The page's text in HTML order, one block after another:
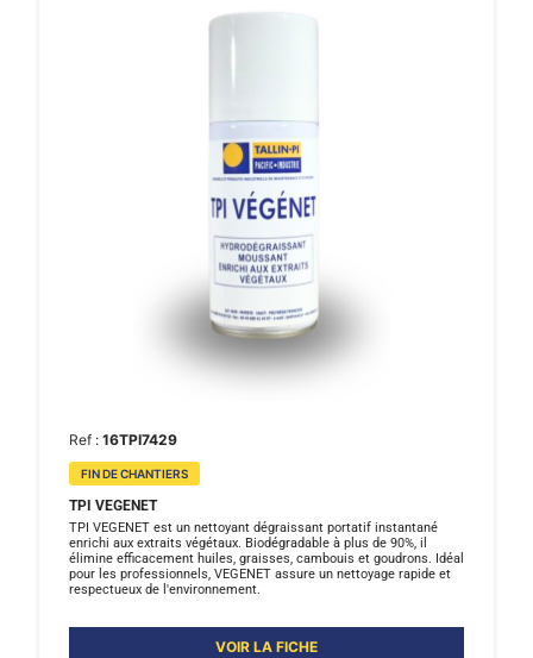
Ref : 16TPI7429
FIN DE CHANTIERS
TPI VEGENET
TPI VEGENET est un nettoyant dégraissant portatif instantané
enrichi aux extraits végétaux. Biodégradable à plus de 90%, il
élimine efficacement huiles, graisses, cambouis et goudrons. Idéal
pour les professionnels, VEGENET assure un nettoyage rapide et
respectueux de l'environnement.
VOIR LA FICHE